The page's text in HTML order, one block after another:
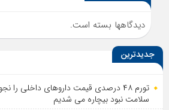
دیدگاهها بسته است.
جدیدترین
تورم ۴۸ درصدی قیمت داروهای داخلی
سلامت نبود بیچاره می شدیم